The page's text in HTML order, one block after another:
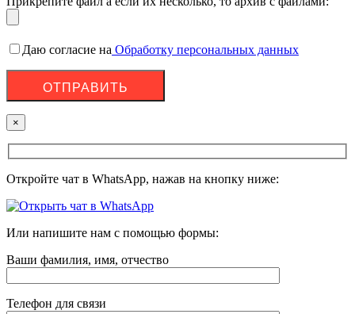
Даю согласие на Обработку персональных данных
×
Откройте чат в WhatsApp, нажав на кнопку ниже:
Или напишите нам с помощью формы:
Ваши фамилия, имя, отчество
Телефон для связи